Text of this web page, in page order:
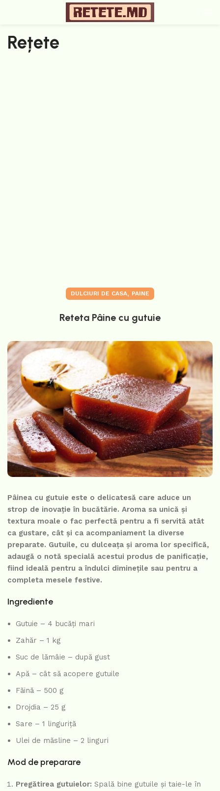
Rețete
DULCIURI DE CASA, PAINE
Reteta Pâine cu gutuie
Pâinea cu gutuie este o delicatesă care aduce un
strop de inovație în bucătărie. Aroma sa unică și
textura moale o fac perfectă pentru a fi servită atât
ca gustare, cât și ca acompaniament la diverse
preparate. Gutuile, cu dulceața și aroma lor specifică,
adaugă o notă specială acestui produs de panificație,
fiind ideală pentru a îndulci diminețile sau pentru a
completa mesele festive.
Ingrediente
Gutuie – 4 bucăți mari
Zahăr – 1 kg
Suc de lămâie – după gust
Apă – cât să acopere gutuile
Făină – 500 g
Drojdia – 25 g
Sare – 1 linguriță
Ulei de măsline – 2 linguri
Mod de preparare
Pregătirea gutuielor: Spală bine gutuile și taie-le în